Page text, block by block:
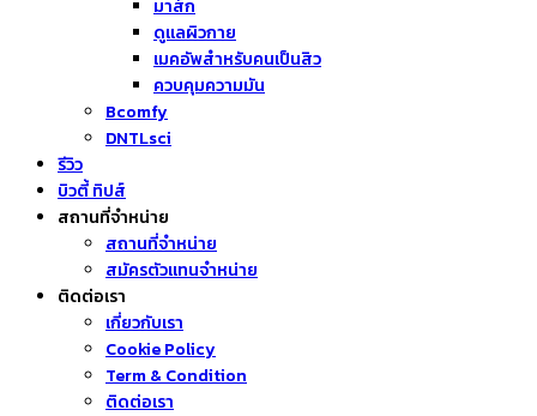
มาส์ก
ดูแลผิวกาย
เมคอัพสำหรับคนเป็นสิว
ควบคุมความมัน
Bcomfy
DNTLsci
รีวิว
บิวตี้ ทิปส์
สถานที่จำหน่าย
สถานที่จำหน่าย
สมัครตัวแทนจำหน่าย
ติดต่อเรา
เกี่ยวกับเรา
Cookie Policy
Term & Condition
ติดต่อเรา